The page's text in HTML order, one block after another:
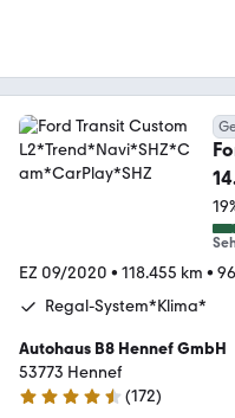
EZ 09/2020 • 118.455 km •
Regal-System*Klima*
Autohaus B8 Hennef GmbH
53773 Hennef
4.4 Sterne
(172)